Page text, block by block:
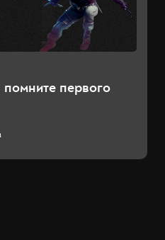
первого